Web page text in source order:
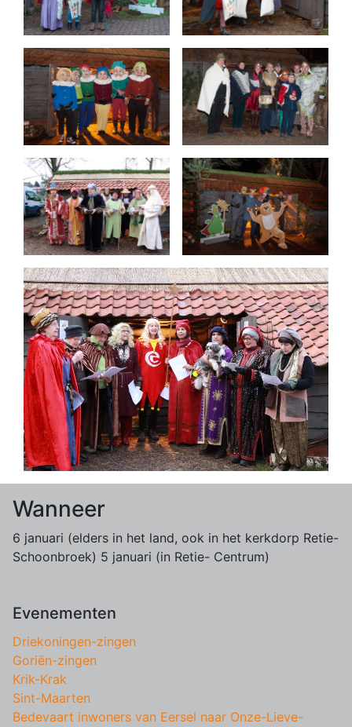
Wanneer
6 januari (elders in het land, ook in het kerkdorp Retie-
Schoonbroek) 5 januari (in Retie- Centrum)
Evenementen
Driekoningen-zingen
Goriën-zingen
Krik-Krak
Sint-Maarten
Bedevaart inwoners van Eersel naar Onze-Lieve-